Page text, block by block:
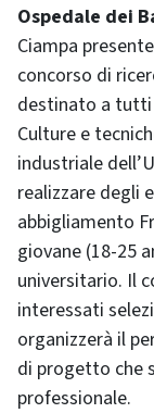
Ospedale dei
Ciampa
concorso di
destinato a tutti
Culture e
industriale
realizzare degli
abbigliamento
giovane (18-25
universitario. Il
interessati
organizzerà il
di progetto che
professionale.